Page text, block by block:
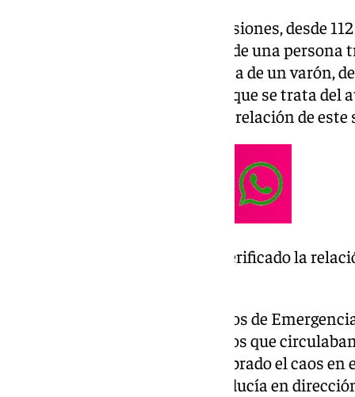
Minutos después de dichas colisiones, desde
ha confirmado el fallecimiento de una persona
puentes de dicha arteria. Se trata de un varón,
acto. Aunque todo hace indicar que se trata del
momento no se ha verificado la relación de
por el momento no se ha verificado la
Sobre las 13.30 horas los servicios de
veintena de llamadas de usuarios que
testigos del suceso, que ha sembrado el caos
día de Navidad. El vehículo conducía en